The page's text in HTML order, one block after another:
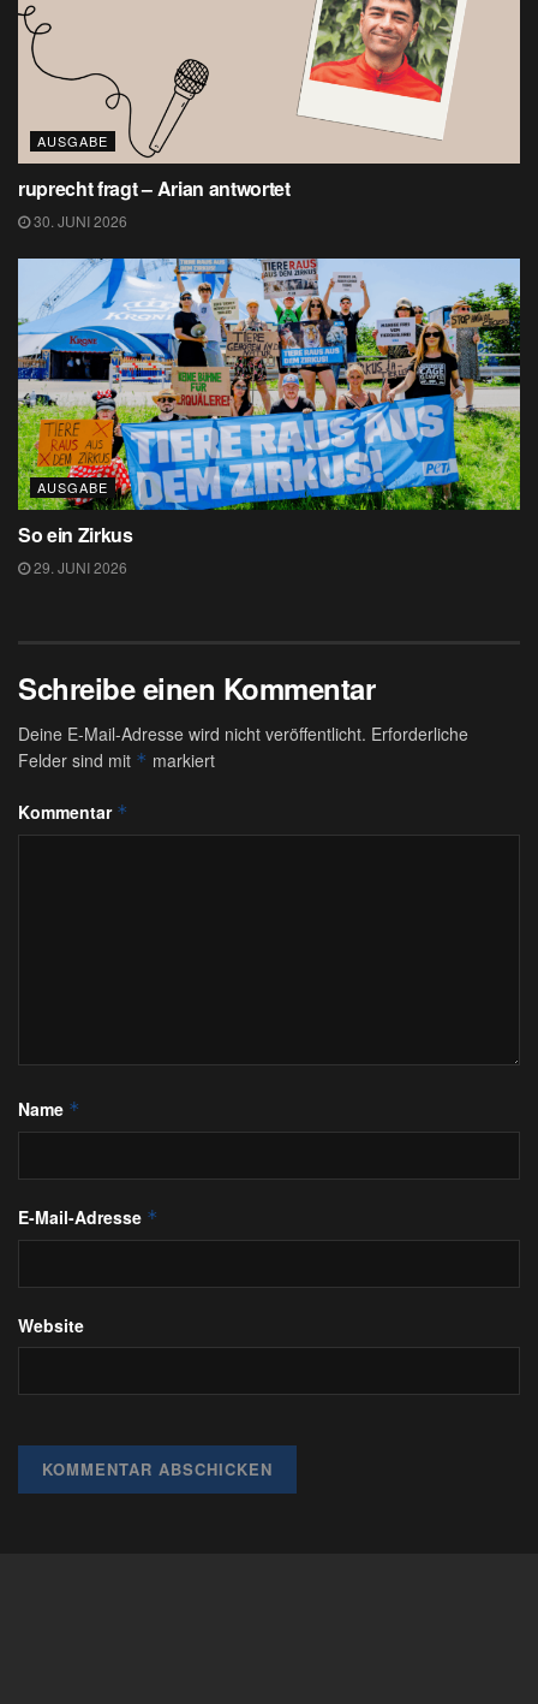
AUSGABE
ruprecht fragt – Arian antwortet
30. JUNI 2026
AUSGABE
So ein Zirkus
29. JUNI 2026
Schreibe einen Kommentar
Deine E-Mail-Adresse wird nicht veröffentlicht. Erforderliche
Felder sind mit * markiert
Kommentar *
Name *
E-Mail-Adresse *
Website